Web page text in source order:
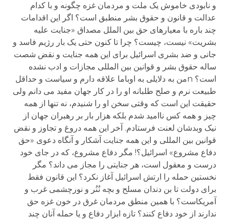
و نابودی خاموش یک ملت و مردمان غزه چگونه و با کدام
عدالت و قانون و حقوق بشر منطبق است؟ اگر این اقدامات
چند باره با معیارهای حق بین الملل مصداق «جنایت علیه
بشریت» نیست، چیست؟ چرا تا کنون حتی یک بار رژیم فاسد و
جانی و ضد بشری اسرائیل برای این همه جنایت و نقض شصت
ساله حقوق بشر و قوانین بین المللی مجازات و ادب نشده
است؟ nمن به دلایلی به اوباما علاقه دارم و سیاست و حداقل
طبیعت نرم و صلح طلبانه او را در کار جهان مفید می دانم ولی
حقیقت این است که وقتی سخن او را شنیدم، نه تنها از همه
چیز و همه کس ناامید شدم بلکه هزار بار بر رهبران جهان از
نیک وبدشان لعنت فرستادم. آخر این همه دروغ و تجاوز و نقض
قوانین بین المللی و این همه جنایت آشکار و آنگاه دعوی «حق
دفاع مشروع» اسرائیل؟! مگر دفاع مشروع، که در جای خود
درست و معقول است، هر جنایتی را مجاز می داند؟ مگر
نخستین حمله را ارتش اسرائیل آغاز نکرد؟ این قانون فقط
برای دولت تا بن دندان مسلح و بچه نُنُر و نورچشمی غرب و
آمریکاست؟ با همین منطق مردمان غرق در خون غزه حق
ندارند از خود دفاع کنند؟ تازه ابزار دفاع و یا حمله آنان چند